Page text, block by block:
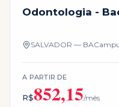
Odontologia -
SALVADOR — BA
A PARTIR DE
R$852,15/mês